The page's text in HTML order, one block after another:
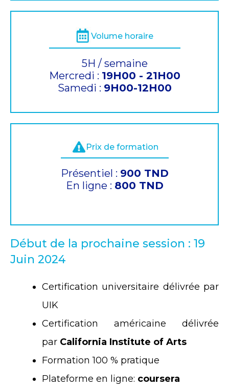
Volume horaire
5H / semaine
Mercredi : 19H00 - 21H00
Samedi : 9H00-12H00
Prix de formation
Présentiel : 900 TND
En ligne : 800 TND
Début de la prochaine session : 19
Juin 2024
Certification universitaire délivrée par
UIK
Certification américaine délivrée
par California Institute of Arts
Formation 100 % pratique
Plateforme en ligne: coursera